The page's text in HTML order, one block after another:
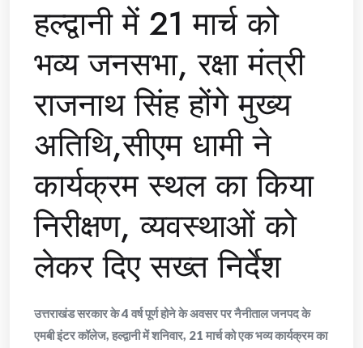
हल्द्वानी में 21 मार्च को
भव्य जनसभा, रक्षा मंत्री
राजनाथ सिंह होंगे मुख्य
अतिथि,सीएम धामी ने
कार्यक्रम स्थल का किया
निरीक्षण, व्यवस्थाओं को
लेकर दिए सख्त निर्देश
उत्तराखंड सरकार के 4 वर्ष पूर्ण होने के अवसर पर नैनीताल जनपद के
एमबी इंटर कॉलेज, हल्द्वानी में शनिवार, 21 मार्च को एक भव्य कार्यक्रम का